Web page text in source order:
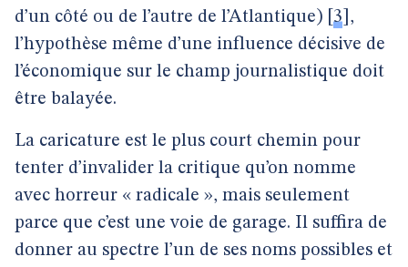
d’un côté ou de l’autre de l’Atlantique) 3 ,
l’hypothèse même d’une influence décisive de
l’économique sur le champ journalistique doit
être balayée.
La caricature est le plus court chemin pour
tenter d’invalider la critique qu’on nomme
avec horreur « radicale », mais seulement
parce que c’est une voie de garage. Il suffira de
donner au spectre l’un de ses noms possibles et